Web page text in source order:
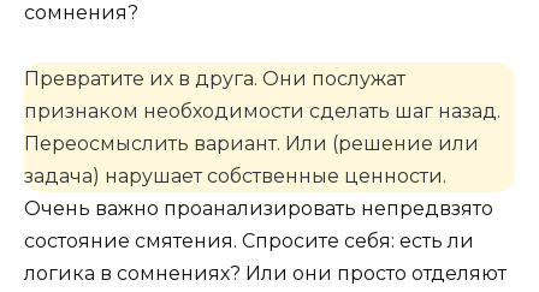
сомнения?
Превратите их в друга. Они послужат
признаком необходимости сделать шаг назад.
Переосмыслить вариант. Или (решение или
задача) нарушает собственные ценности.
Очень важно проанализировать непредвзято
состояние смятения. Спросите себя: есть ли
логика в сомнениях? Или они просто отделяют